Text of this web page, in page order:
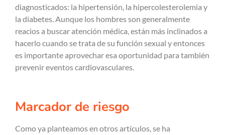
diagnosticados: la hipertensión, la hipercolesterolemia y
la diabetes. Aunque los hombres son generalmente
reacios a buscar atención médica, están más inclinados a
hacerlo cuando se trata de su función sexual y entonces
es importante aprovechar esa oportunidad para también
prevenir eventos cardiovasculares.
Marcador de riesgo
Como ya planteamos en otros artículos, se ha